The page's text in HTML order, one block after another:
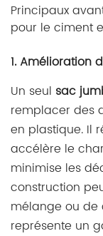
Principaux
pour le ciment
1. Amélioration
Un seul sac
remplacer des
en plastique. Il
accélère le
minimise les
construction
mélange ou
représente un